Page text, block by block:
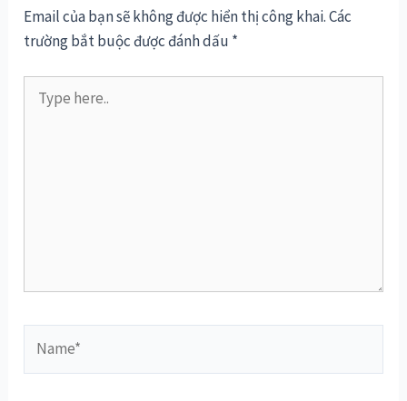
Email của bạn sẽ không được hiển thị công khai.Các
trường bắt buộc được đánh dấu *
here..